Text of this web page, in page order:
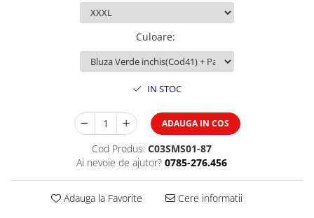
Culoare:
IN STOC
ADAUGA IN COS
Cod Produs: C03SMS01-87
Ai nevoie de ajutor? 0785-276.456
Adauga la Favorite Cere informatii